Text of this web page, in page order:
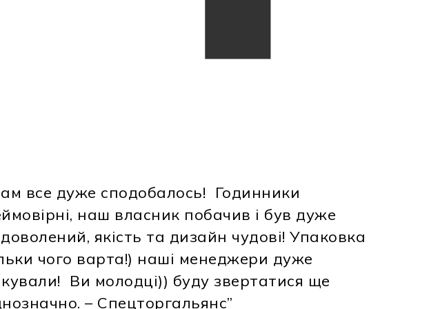
все дуже сподобалось! Годинники
наш власник побачив і був дуже
якість та дизайн чудові! Упаковка
чого варта!) наші менеджери дуже
Ви молодці)) буду звертатися ще
– Спецторгальянс”